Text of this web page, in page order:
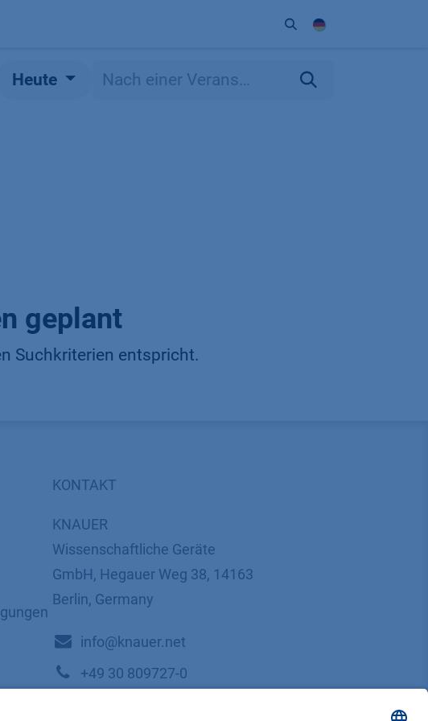
Heute
geplant
Suchkriterien entspricht.
KONTAKT
KNAUER
Wissenschaftliche Geräte
GmbH, Hegauer Weg 38, 14163
Berlin, Germany
​​​​​​​​​​​​​​i​n​f​o​@​k​n​a​u​e​r​.​n​e​t
+49 30 809727-0